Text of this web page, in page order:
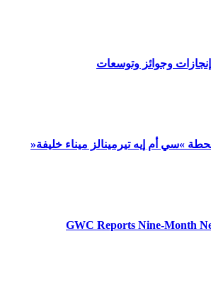
»سي أم إيه تيرمينالز ميناء خليفة«
GWC Reports Nine-Month